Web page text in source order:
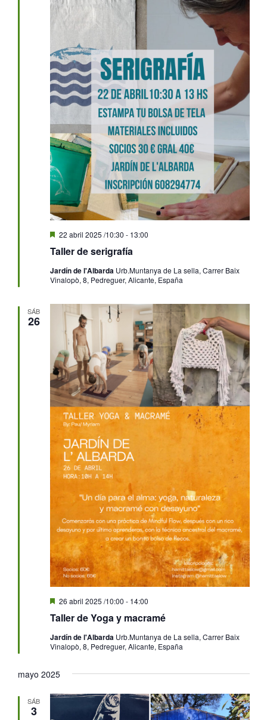
Taller de serigrafía
Destacado
22 abril 2025 /10:30 - 13:00
Jardín de l'Albarda Urb.Muntanya de La sella, Carrer Baix
Vinalopò, 8, Pedreguer, Alicante, España
SÁB
26
Taller de Yoga y macramé
Destacado
26 abril 2025 /10:00 - 14:00
Jardín de l'Albarda Urb.Muntanya de La sella, Carrer Baix
Vinalopò, 8, Pedreguer, Alicante, España
mayo 2025
SÁB
3